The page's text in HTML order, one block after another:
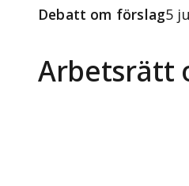
Arbetsrätt
Debatt om förslag5